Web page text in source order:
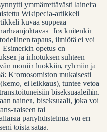
ymmärrettävästi laineita
Wikipedia-artikkeli
kuvaa suppeaa
Jos kuitenkin
tapaus, ilmiötä ei voi
Esimerkin opetus on
ja inhotuksen suhteen
moniin luokkiin, ryhmiin ja
Kromosomiston mukaisesti
ei leikkaus), tuntee vetoa
biseksuaaleihin.
nainen, biseksuaali, joka voi
naiseen tai
pariyhdistelmiä voi eri
toista sataa.